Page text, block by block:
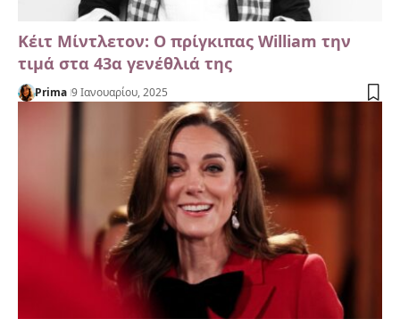
Κέιτ Μίντλετον: Ο πρίγκιπας William την
τιμά στα 43α γενέθλιά της
Prima 9 Ιανουαρίου, 2025